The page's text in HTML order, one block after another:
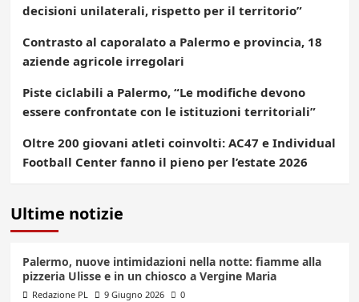
decisioni unilaterali, rispetto per il territorio”
Contrasto al caporalato a Palermo e provincia, 18
aziende agricole irregolari
Piste ciclabili a Palermo, “Le modifiche devono
essere confrontate con le istituzioni territoriali”
Oltre 200 giovani atleti coinvolti: AC47 e Individual
Football Center fanno il pieno per l’estate 2026
Ultime notizie
Palermo, nuove intimidazioni nella notte: fiamme alla
pizzeria Ulisse e in un chiosco a Vergine Maria
Redazione PL 9 Giugno 2026 0